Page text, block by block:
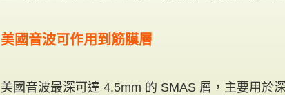
美國音波可作用到筋膜層
美國音波最深可達 4.5mm 的 SMAS 層，主要用於